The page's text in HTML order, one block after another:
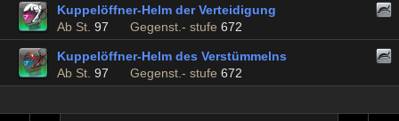
Kuppelöffner-Helm der Verteidigung
Ab St. 97 Gegenst.- stufe 672
Kuppelöffner-Helm des Verstümmelns
Ab St. 97 Gegenst.- stufe 672